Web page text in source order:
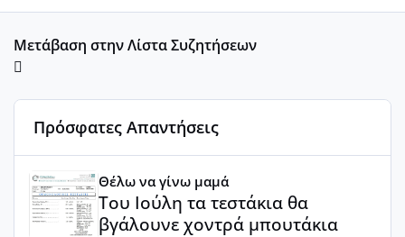
Μετάβαση στην Λίστα Συζητήσεων
Πρόσφατες Απαντήσεις
Θέλω να γίνω μαμά
Του Ιούλη τα τεστάκια θα
βγάλουνε χοντρά μπουτάκια